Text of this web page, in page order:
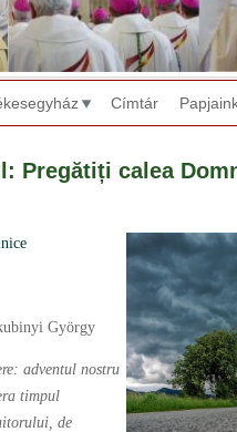
Címtár
Pregătiți calea
György
adventul nostru
timpul
de